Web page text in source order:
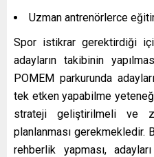
Uzman antrenörlerce
Spor istikrar gerektirdiği
adayların takibinin
POMEM parkurunda
tek etken yapabilme
strateji geliştirilmeli ve
planlanması gerekmekledir.
rehberlik yapması,